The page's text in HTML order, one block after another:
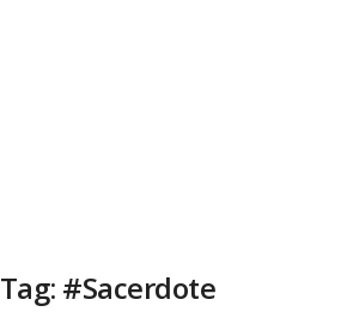
Tag: #Sacerdote